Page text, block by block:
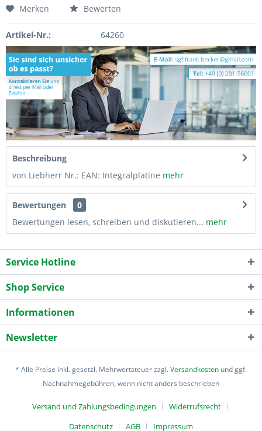
Merken Bewerten
Artikel-Nr.: 64260
Beschreibung
von Liebherr Nr.: EAN: Integralplatine mehr
Bewertungen
0
Bewertungen lesen, schreiben und diskutieren... mehr
Service Hotline
Shop Service
Informationen
Newsletter
* Alle Preise inkl. gesetzl. Mehrwertsteuer zzgl.Versandkosten und ggf.
Nachnahmegebühren, wenn nicht anders beschrieben
Versand und Zahlungsbedingungen
Widerrufsrecht
Datenschutz
AGB Impressum